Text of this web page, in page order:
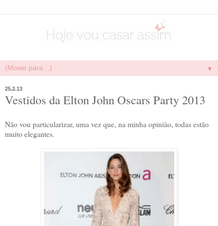
▼
25.2.13
Vestidos da Elton John Oscars Party 2013
Não vou particularizar, uma vez que, na minha opinião, todas estão
muito elegantes.